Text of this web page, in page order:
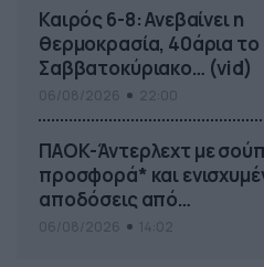
Καιρός 6-8: Ανεβαίνει η
θερμοκρασία, 40άρια το
Σαββατοκύριακο… (vid)
ΠΑΟΚ-Άντερλεχτ με
προσφορά* και
αποδόσεις από
το Pamestoixima.gr